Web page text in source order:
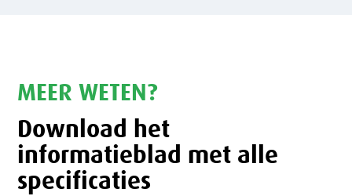
MEER WETEN?
Download het
informatieblad met alle
specificaties